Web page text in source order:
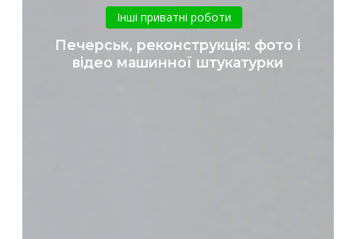
реконструкція:
фото
і
відео
Інші приватні роботи
Печерськ, реконструкція: фото і
відео машинної штукатурки